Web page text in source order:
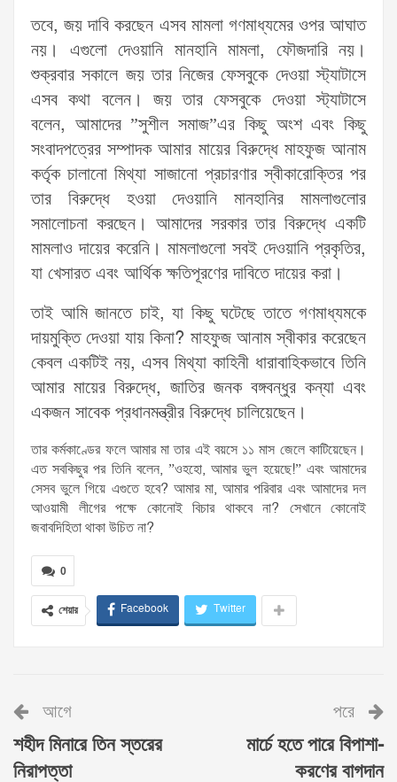
তবে, জয় দাবি করছেন এসব মামলা গণমাধ্যমের ওপর আঘাত
নয়। এগুলো দেওয়ানি মানহানি মামলা, ফৌজদারি নয়।
শুক্রবার সকালে জয় তার নিজের ফেসবুকে দেওয়া স্ট্যাটাসে
এসব কথা বলেন। জয় তার ফেসবুকে দেওয়া স্ট্যাটাসে
বলেন, আমাদের ”সুশীল সমাজ”এর কিছু অংশ এবং কিছু
সংবাদপত্রের সম্পাদক আমার মায়ের বিরুদ্ধে মাহফুজ আনাম
কর্তৃক চালানো মিথ্যা সাজানো প্রচারণার স্বীকারোক্তির পর
তার বিরুদ্ধে হওয়া দেওয়ানি মানহানির মামলাগুলোর
সমালোচনা করছেন। আমাদের সরকার তার বিরুদ্ধে একটি
মামলাও দায়ের করেনি। মামলাগুলো সবই দেওয়ানি প্রকৃতির,
যা খেসারত এবং আর্থিক ক্ষতিপূরণের দাবিতে দায়ের করা।
তাই আমি জানতে চাই, যা কিছু ঘটেছে তাতে গণমাধ্যমকে
দায়মুক্তি দেওয়া যায় কিনা? মাহফুজ আনাম স্বীকার করেছেন
কেবল একটিই নয়, এসব মিথ্যা কাহিনী ধারাবাহিকভাবে তিনি
আমার মায়ের বিরুদ্ধে, জাতির জনক বঙ্গবন্ধুর কন্যা এবং
একজন সাবেক প্রধানমন্ত্রীর বিরুদ্ধে চালিয়েছেন।
তার কর্মকাণ্ডের ফলে আমার মা তার এই বয়সে ১১ মাস জেলে কাটিয়েছেন।
এত সবকিছুর পর তিনি বলেন, ”ওহহো, আমার ভুল হয়েছে!” এবং আমাদের
সেসব ভুলে গিয়ে এগুতে হবে? আমার মা, আমার পরিবার এবং আমাদের দল
আওয়ামী লীগের পক্ষে কোনোই বিচার থাকবে না? সেখানে কোনোই
জবাবদিহিতা থাকা উচিত না?
0
শেয়ার Facebook Twitter
আগে
শহীদ মিনারে তিন স্তরের
নিরাপত্তা
পরে
মার্চে হতে পারে বিপাশা-
করণের বাগদান